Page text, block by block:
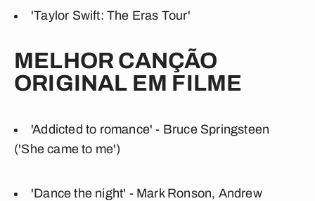
'Taylor Swift: The Eras Tour'
MELHOR CANÇÃO
ORIGINAL EM FILME
'Addicted to romance' - Bruce Springsteen
('She came to me')
'Dance the night' - Mark Ronson, Andrew